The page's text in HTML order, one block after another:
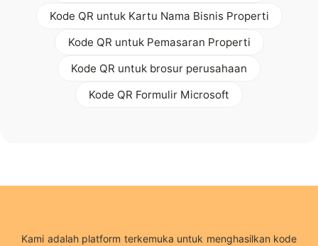
Kode QR untuk Kartu Nama Bisnis Properti
Kode QR untuk Pemasaran Properti
Kode QR untuk brosur perusahaan
Kode QR Formulir Microsoft
Kami adalah platform terkemuka untuk menghasilkan kode